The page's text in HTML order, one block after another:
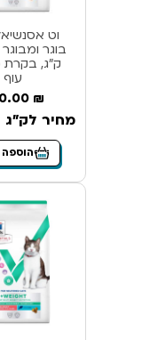
וט
ק”ג,
עוף
₪
מחיר לק"ג 33.57₪